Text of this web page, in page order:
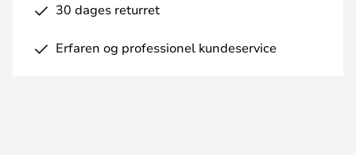
30 dages returret
Erfaren og professionel kundeservice